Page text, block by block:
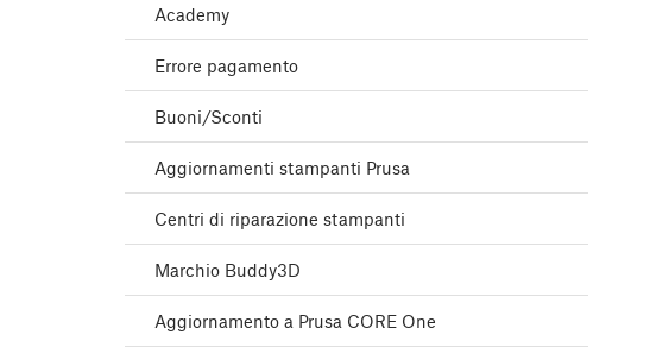
Academy
Errore pagamento
Buoni/Sconti
Aggiornamenti stampanti Prusa
Centri di riparazione stampanti
Marchio Buddy3D
Aggiornamento a Prusa CORE One